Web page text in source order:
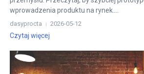
wprowadzenia produktu na rynek....
dasyprocta 2026-05-12
Czytaj więcej